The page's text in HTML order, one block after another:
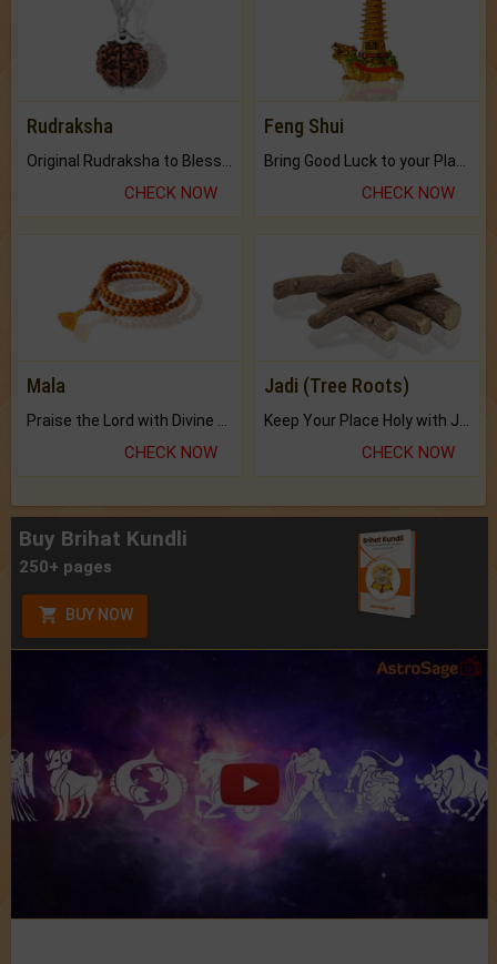
Rudraksha
CHECK NOW
Feng Shui
CHECK NOW
Mala
Praise the Lord with Divine Energies of Mala.
CHECK NOW
Jadi (Tree Roots)
Keep Your Place Holy with Jadi.
CHECK NOW
Buy Brihat Kundli
250+ pages
BUY NOW